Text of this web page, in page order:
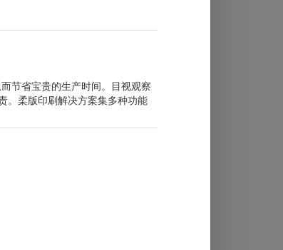
节省宝贵的生产时间。目视观察
。柔版印刷解决方案集多种功能